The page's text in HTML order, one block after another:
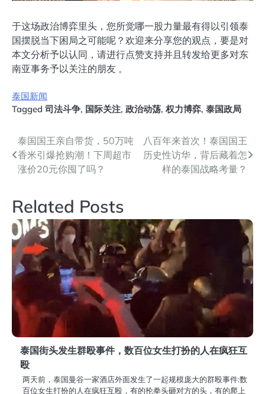
于这场政治博弈里头，您所觉哪一股力量最有得以引领泰
国摆脱当下困局之可能呢？欢迎来分享您的观点，要是对
本文分析予以认同，请进行点赞支持并且转发给更多对东
南亚事务予以关注的朋友 。
泰国新闻
Tagged 司法斗争, 国际关注, 政治动荡, 权力博弈, 泰国政局
文
章
航
泰国国王亲自带货，50万吨
香米引爆抢购潮！下周超市
涨价20元你囤了吗？
八百年来首次！泰国国王
历史性访华，背后藏着怎
样的泰国战略考量？
Related Posts
泰国街头发生群殴事件，数百位女生打扮的人在疯狂互
殴
两天前，泰国曼谷一家酒店外面发生了一起规模庞大的群殴事件:数
百位女生打扮的人在疯狂互殴，有的抡拳头砸对方的头，有的爬上